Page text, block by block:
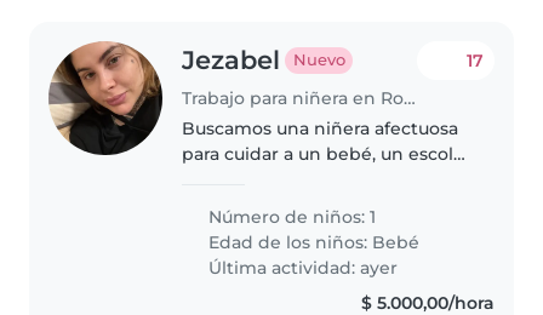
Jezabel Nuevo
Trabajo para niñera en Rosario
17
Buscamos una niñera afectuosa
para cuidar a un bebé, un escolar
responsable con mascotasy
tareas hogareñas. Contactanos si
tenés experiencia y ganas de
compartir..
Número de niños: 1
Edad de los niños: Bebé
Última actividad: ayer
$ 5.000,00/hora